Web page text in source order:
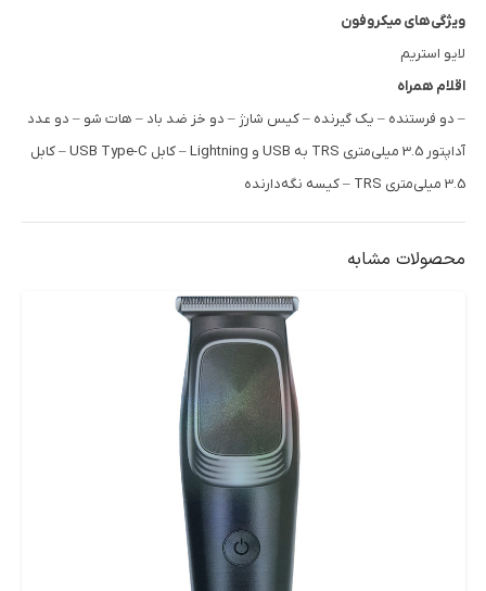
ویژگی‌های میکروفون
لایو استریم
اقلام همراه
– دو فرستنده – یک گیرنده – کیس شارژ – دو خز ضد باد – هات شو – دو عدد
آداپتور 3.5 میلی‌متری TRS به USB و Lightning – کابل USB Type-C – کابل
3.5 میلی‌متری TRS – کیسه نگه‌دارنده
محصولات مشابه